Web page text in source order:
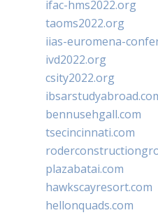
ifac-hms2022.org
taoms2022.org
iias-euromena-
ivd2022.org
csity2022.org
bennusehgall.com
tsecincinnati.com
plazabatai.com
hawkscayresort.com
hellonquads.com